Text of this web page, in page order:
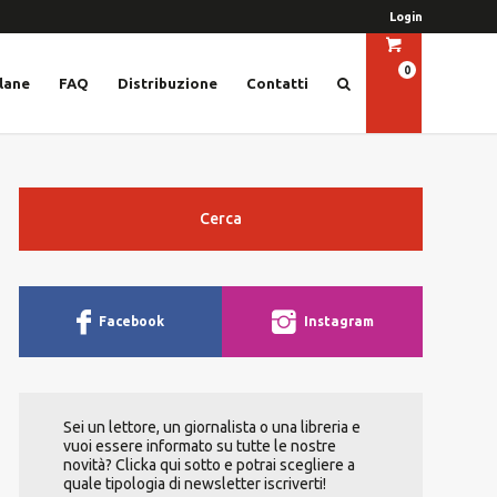
Login
FAQ Distribuzione Contatti
0
Cerca
Facebook Instagram
Sei un lettore, un giornalista o una libreria e
vuoi essere informato su tutte le nostre
novità? Clicka qui sotto e potrai scegliere a
quale tipologia di newsletter iscriverti!